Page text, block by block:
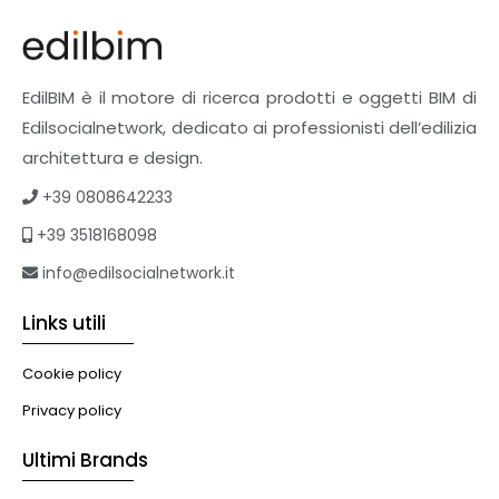
Pavimenti e rivestimenti
Pavimenti industriali
Sistemi giardini pensili
Supporti per esterni
Tetti verdi
eBook
Formazione professionale
Illuminazione
Murature
EdilBIM è il motore di ricerca prodotti e oggetti BIM di
Edilsocialnetwork, dedicato ai professionisti dell’edilizia
architettura e design.
+39 0808642233
+39 3518168098
info@edilsocialnetwork.it
Links utili
Cookie policy
Privacy policy
Ultimi Brands